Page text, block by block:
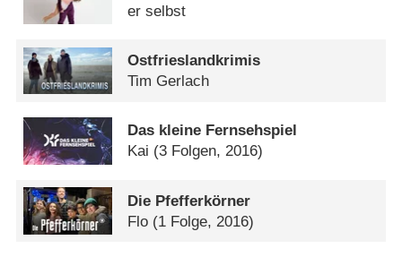
er selbst
Ostfrieslandkrimis
Tim Gerlach
Das kleine Fernsehspiel
Kai (3 Folgen, 2016)
Die Pfefferkörner
Flo (1 Folge, 2016)